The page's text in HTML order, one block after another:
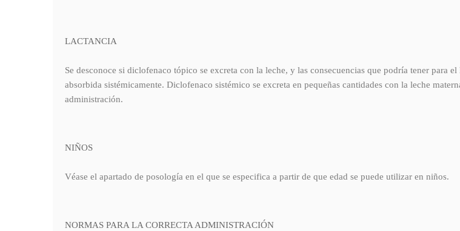
LACTANCIA
Se desconoce si diclofenaco tópico se excreta con la leche, y las consecuencias que podría tener para
absorbida sistémicamente. Diclofenaco sistémico se excreta en pequeñas cantidades con la leche
administración.
NIÑOS
Véase el apartado de posología en el que se especifica a partir de que edad se puede utilizar en niños.
NORMAS PARA LA CORRECTA ADMINISTRACIÓN